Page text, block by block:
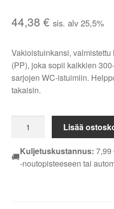
44,38 € sis. alv 25,5%
Vakioistuinkansi,
(PP), joka sopii kaikkien
sarjojen WC-istuimiin.
takaisin.
kansi
Gustavsberg
Nordic
Lisää
🚚Kuljetuskustannus: 7,99
-noutopisteeseen tai